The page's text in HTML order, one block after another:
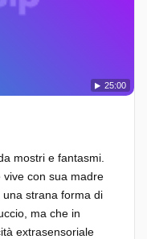
25:00
mostri e fantasmi.
con sua madre
strana forma di
ma che in
extrasensoriale